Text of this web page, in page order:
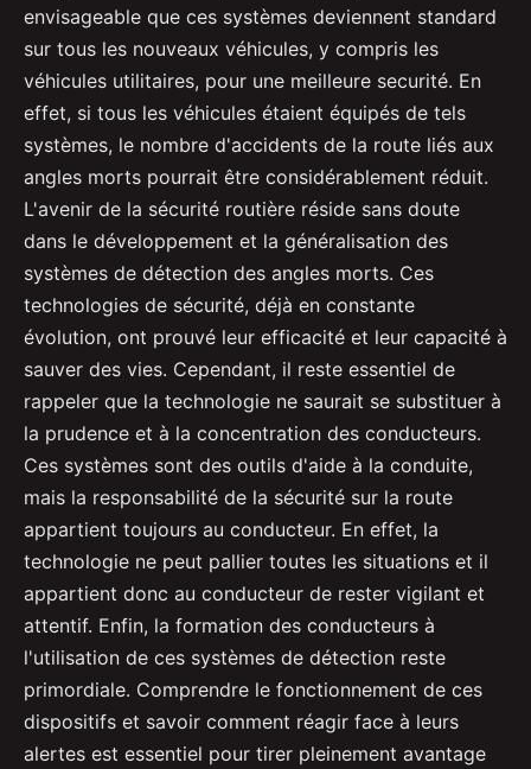
envisageable que ces systèmes deviennent standard
sur tous les nouveaux véhicules, y compris les
véhicules utilitaires, pour une meilleure securité. En
effet, si tous les véhicules étaient équipés de tels
systèmes, le nombre d'accidents de la route liés aux
angles morts pourrait être considérablement réduit.
L'avenir de la sécurité routière réside sans doute
dans le développement et la généralisation des
systèmes de détection des angles morts. Ces
technologies de sécurité, déjà en constante
évolution, ont prouvé leur efficacité et leur capacité à
sauver des vies. Cependant, il reste essentiel de
rappeler que la technologie ne saurait se substituer à
la prudence et à la concentration des conducteurs.
Ces systèmes sont des outils d'aide à la conduite,
mais la responsabilité de la sécurité sur la route
appartient toujours au conducteur. En effet, la
technologie ne peut pallier toutes les situations et il
appartient donc au conducteur de rester vigilant et
attentif. Enfin, la formation des conducteurs à
l'utilisation de ces systèmes de détection reste
primordiale. Comprendre le fonctionnement de ces
dispositifs et savoir comment réagir face à leurs
alertes est essentiel pour tirer pleinement avantage